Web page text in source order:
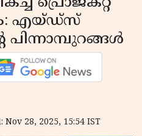
എയ്ഡ്‌സ്
പിന്നാമ്പുറങ്ങൾ
Nov 28, 2025, 15:54 IST